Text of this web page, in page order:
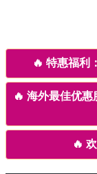
🔥 特惠福利
🔥 海外最佳优惠
🔥